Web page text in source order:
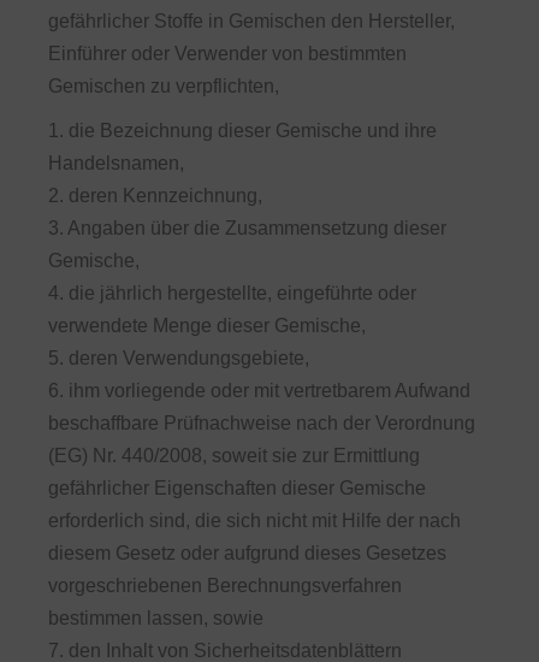
gefährlicher Stoffe in Gemischen den Hersteller,
Einführer oder Verwender von bestimmten
Gemischen zu verpflichten,
1. die Bezeichnung dieser Gemische und ihre
Handelsnamen,
2. deren Kennzeichnung,
3. Angaben über die Zusammensetzung dieser
Gemische,
4. die jährlich hergestellte, eingeführte oder
verwendete Menge dieser Gemische,
5. deren Verwendungsgebiete,
6. ihm vorliegende oder mit vertretbarem Aufwand
beschaffbare Prüfnachweise nach der Verordnung
(EG) Nr. 440/2008, soweit sie zur Ermittlung
gefährlicher Eigenschaften dieser Gemische
erforderlich sind, die sich nicht mit Hilfe der nach
diesem Gesetz oder aufgrund dieses Gesetzes
vorgeschriebenen Berechnungsverfahren
bestimmen lassen, sowie
7. den Inhalt von Sicherheitsdatenblättern